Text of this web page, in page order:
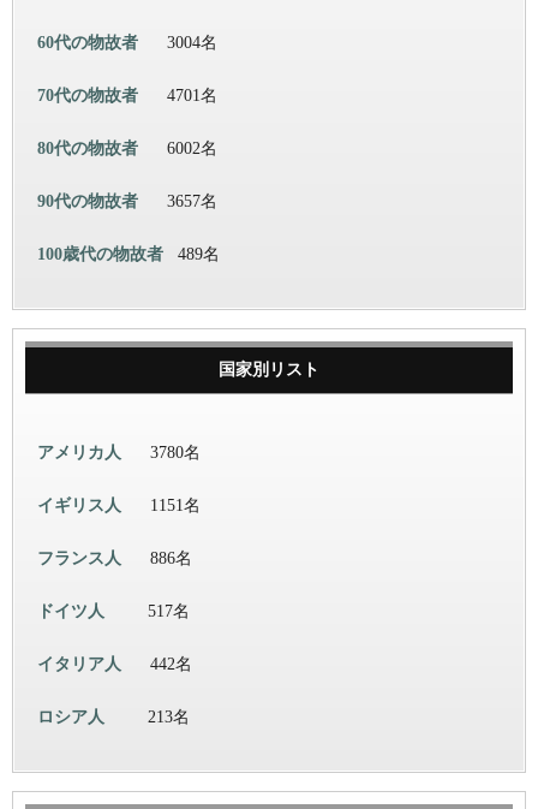
60代の物故者 3004名
70代の物故者 4701名
80代の物故者 6002名
90代の物故者 3657名
100歳代の物故者 489名
国家別リスト
アメリカ人 3780名
イギリス人 1151名
フランス人 886名
ドイツ人 517名
イタリア人 442名
ロシア人 213名